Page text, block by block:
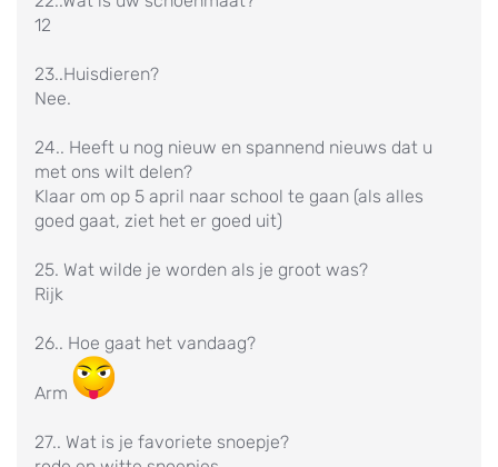
12
23..Huisdieren?
Nee.
24.. Heeft u nog nieuw en spannend nieuws dat u
met ons wilt delen?
Klaar om op 5 april naar school te gaan (als alles
goed gaat, ziet het er goed uit)
25. Wat wilde je worden als je groot was?
Rijk
26.. Hoe gaat het vandaag?
Arm
27.. Wat is je favoriete snoepje?